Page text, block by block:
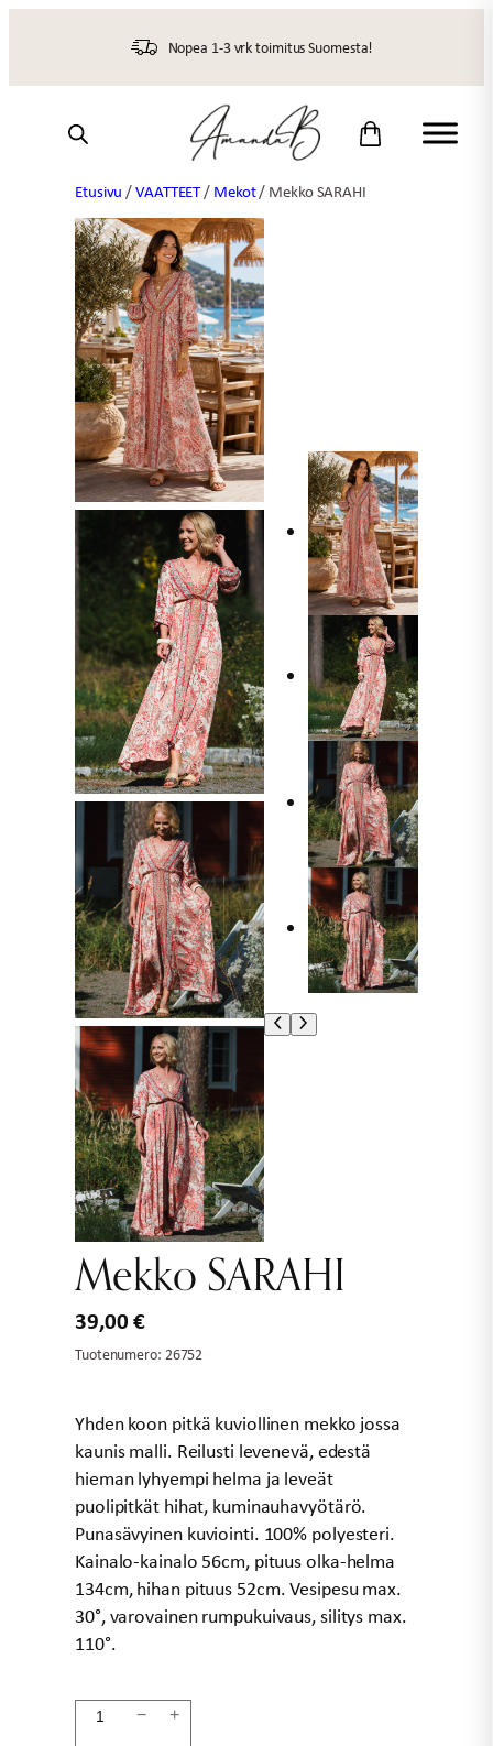
Nopea 1-3 vrk toimitus Suomesta!
Etusivu /VAATTEET/ Mekot/ Mekko SARAHI
Mekko SARAHI
39,00€
Tuotenumero: 26752
Yhden koon pitkä kuviollinen mekko jossa
kaunis malli. Reilusti levenevä, edestä
hieman lyhyempi helma ja leveät
puolipitkät hihat, kuminauhavyötärö.
Punasävyinen kuviointi. 100% polyesteri.
Kainalo-kainalo 56cm, pituus olka-helma
134cm, hihan pituus 52cm. Vesipesu max.
30°, varovainen rumpukuivaus, silitys max.
110°.
Mekko
− +